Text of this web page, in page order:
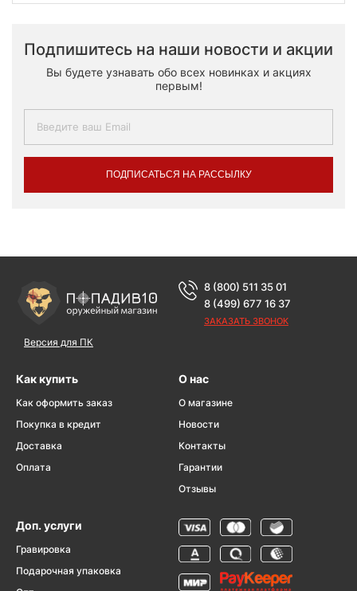
Подпишитесь на наши новости и акции
Вы будете узнавать обо всех новинках и акциях
первым!
ПОДПИСАТЬСЯ НА РАССЫЛКУ
Версия для ПК
8 (800) 511 35 01
8 (499) 677 16 37
ЗАКАЗАТЬ ЗВОНОК
Как купить
Как оформить заказ
Покупка в кредит
Доставка
Оплата
О нас
О магазине
Новости
Контакты
Гарантии
Отзывы
Доп. услуги
Гравировка
Подарочная упаковка